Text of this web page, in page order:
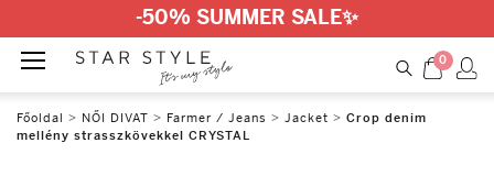
-50% SUMMER SALE✨
0
Főoldal > NŐI DIVAT > Farmer / Jeans > Jacket > Crop denim
mellény strasszkövekkel CRYSTAL